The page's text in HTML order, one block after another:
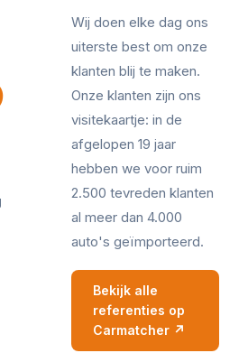
Wij doen elke dag ons
uiterste best om onze
klanten blij te maken.
Onze klanten zijn ons
visitekaartje: in de
afgelopen 19 jaar
hebben we voor ruim
2.500 tevreden klanten
al meer dan 4.000
auto's geïmporteerd.
Bekijk alle
referenties op
Carmatcher ↗